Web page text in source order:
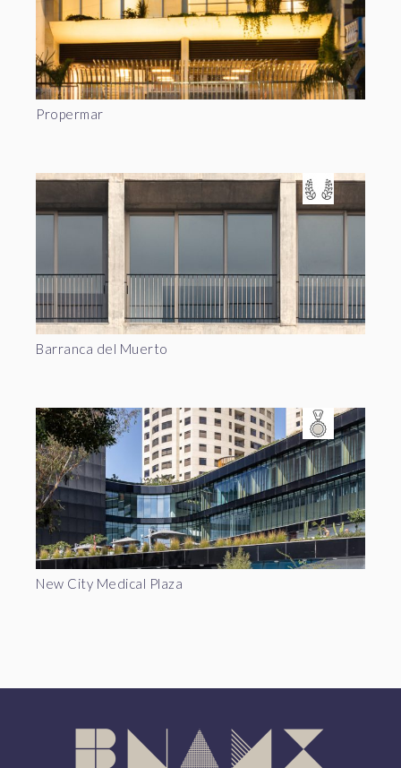
Propermar
Barranca del Muerto
New City Medical Plaza